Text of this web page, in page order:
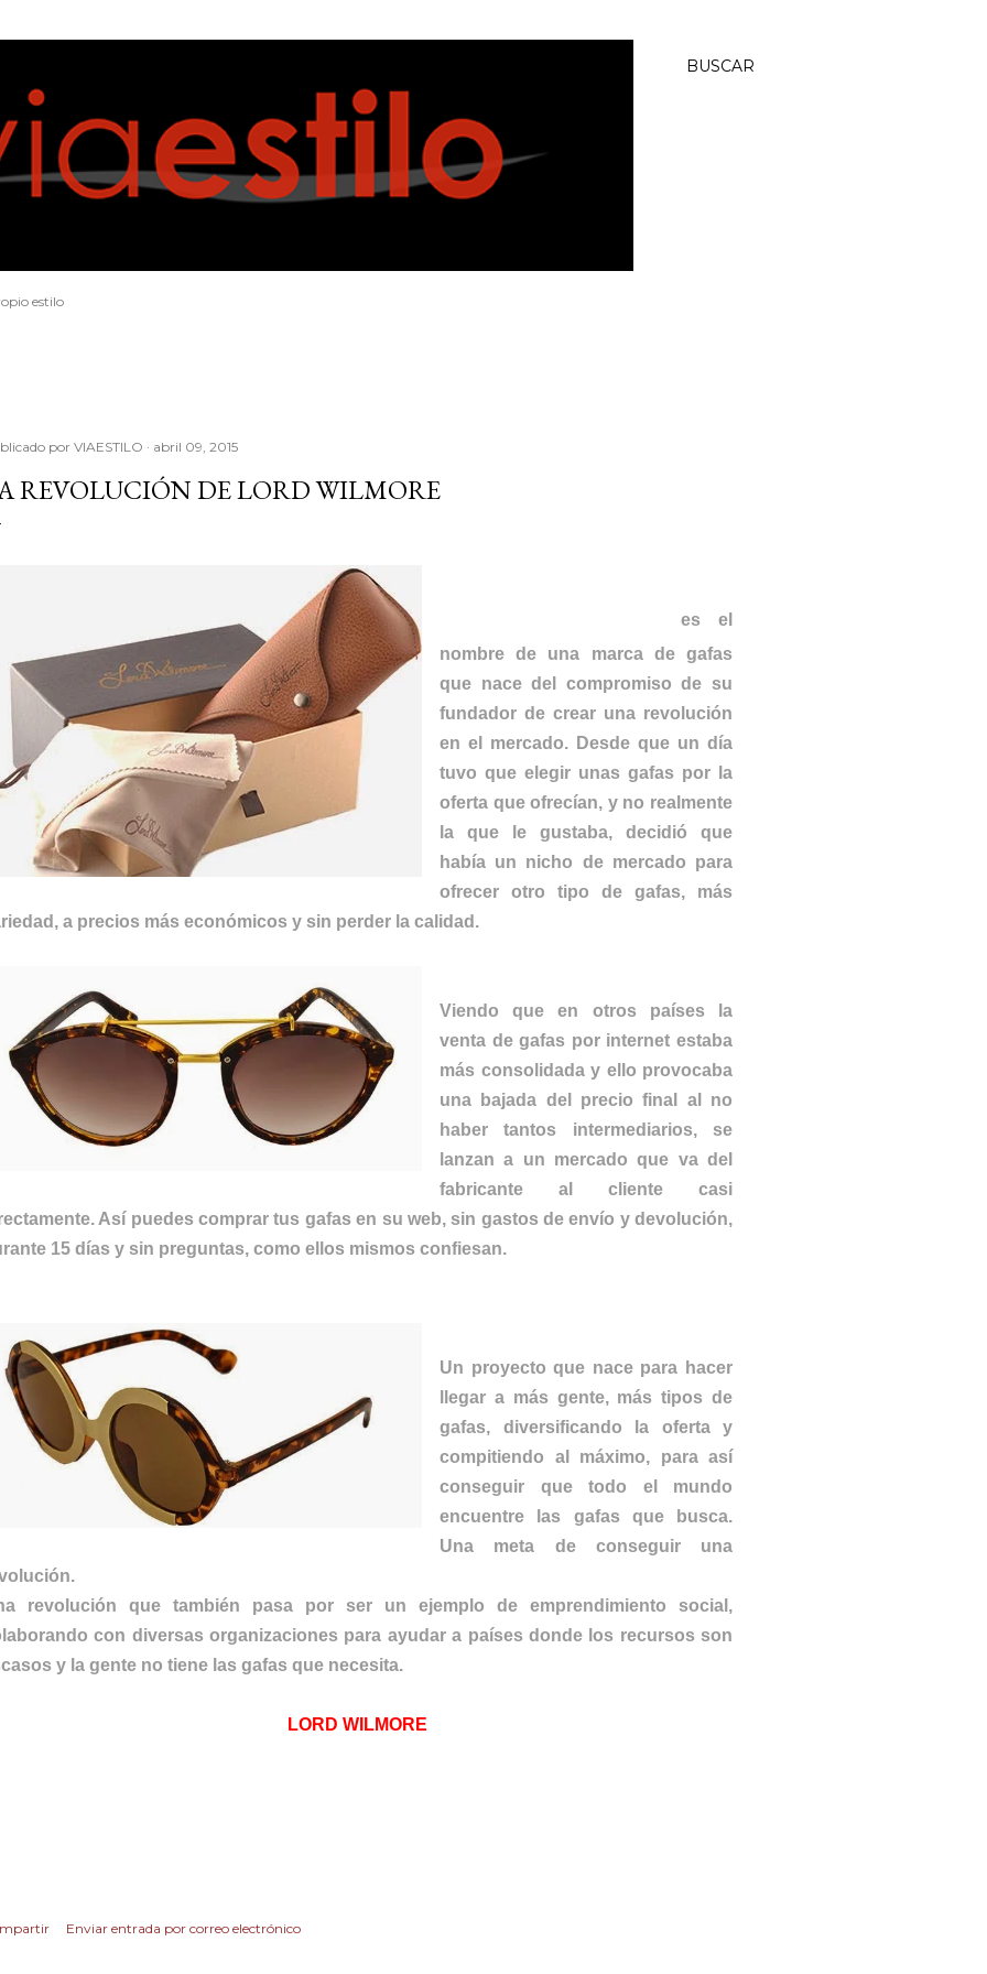
BUSCAR
estilo
por VIAESTILO abril 09, 2015
REVOLUCIÓN DE LORD WILMORE
es el
nombre de una marca de gafas
que nace del compromiso de su
fundador de crear una revolución
en el mercado. Desde que un día
tuvo que elegir unas gafas por la
oferta que ofrecían, y no realmente
la que le gustaba, decidió que
había un nicho de mercado para
ofrecer otro tipo de gafas, más
a precios más económicos y sin perder la calidad.
Viendo que en otros países la
venta de gafas por internet estaba
más consolidada y ello provocaba
una bajada del precio final al no
haber tantos intermediarios, se
lanzan a un mercado que va del
fabricante al cliente casi
Así puedes comprar tus gafas en su web, sin gastos de envío y devolución,
15 días y sin preguntas, como ellos mismos confiesan.
Un proyecto que nace para hacer
llegar a más gente, más tipos de
gafas, diversificando la oferta y
compitiendo al máximo, para así
conseguir que todo el mundo
encuentre las gafas que busca.
Una meta de conseguir una
revolución que también pasa por ser un ejemplo de emprendimiento social,
con diversas organizaciones para ayudar a países donde los recursos son
y la gente no tiene las gafas que necesita.
LORD WILMORE
Enviar entrada por correo electrónico